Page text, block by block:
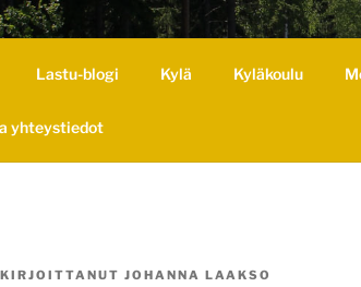
Lastu-blogi Kylä Kyläkoulu
yhteystiedot
KIRJOITTANUTJOHANNA LAAKSO